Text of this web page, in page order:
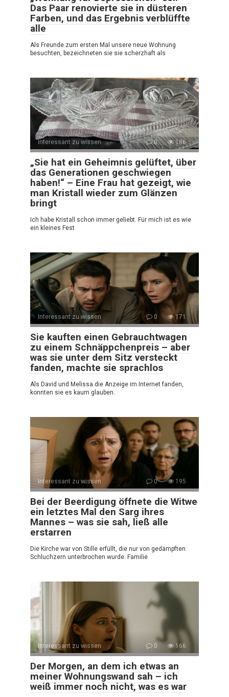
Das Paar renovierte sie in düsteren
Farben, und das Ergebnis verblüffte
alle
Als Freunde zum ersten Mal unsere neue Wohnung
besuchten, bezeichneten sie sie scherzhaft als
Interessant zu wissen 0 186
„Sie hat ein Geheimnis gelüftet, über
das Generationen geschwiegen
haben!“ – Eine Frau hat gezeigt, wie
man Kristall wieder zum Glänzen
bringt
Ich habe Kristall schon immer geliebt. Für mich ist es wie
ein kleines Fest
Interessant zu wissen 0 171
Sie kauften einen Gebrauchtwagen
zu einem Schnäppchenpreis – aber
was sie unter dem Sitz versteckt
fanden, machte sie sprachlos
Als David und Melissa die Anzeige im Internet fanden,
konnten sie es kaum glauben.
Interessant zu wissen 0 195
Bei der Beerdigung öffnete die Witwe
ein letztes Mal den Sarg ihres
Mannes – was sie sah, ließ alle
erstarren
Die Kirche war von Stille erfüllt, die nur von gedämpften
Schluchzern unterbrochen wurde. Familie
Interessant zu wissen 0 166
Der Morgen, an dem ich etwas an
meiner Wohnungswand sah – ich
weiß immer noch nicht, was es war